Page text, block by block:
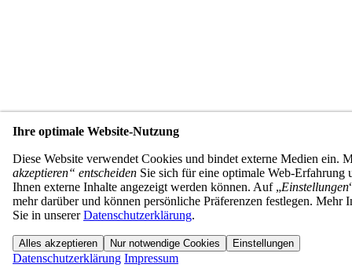
Ihre optimale Website-Nutzung
Diese Website verwendet Cookies und bindet externe Medien
akzeptieren“ entscheiden Sie sich für eine optimale Web-Erfahrung
Ihnen externe Inhalte angezeigt werden können. Auf „Einstellungen
mehr darüber und können persönliche Präferenzen festlegen. Mehr
Sie in unsererDatenschutzerklärung.
Alles akzeptieren Nur notwendige Cookies Einstellungen
Datenschutzerklärung Impressum